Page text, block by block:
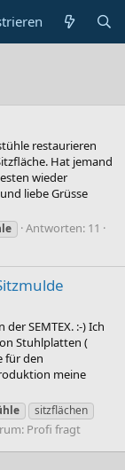
restaurieren
Hat jemand
wieder
liebe Grüsse
Antworten: 11
SEMTEX. :-) Ich
Stuhlplatten (
für den
meine
sitzflächen
Profi fragt